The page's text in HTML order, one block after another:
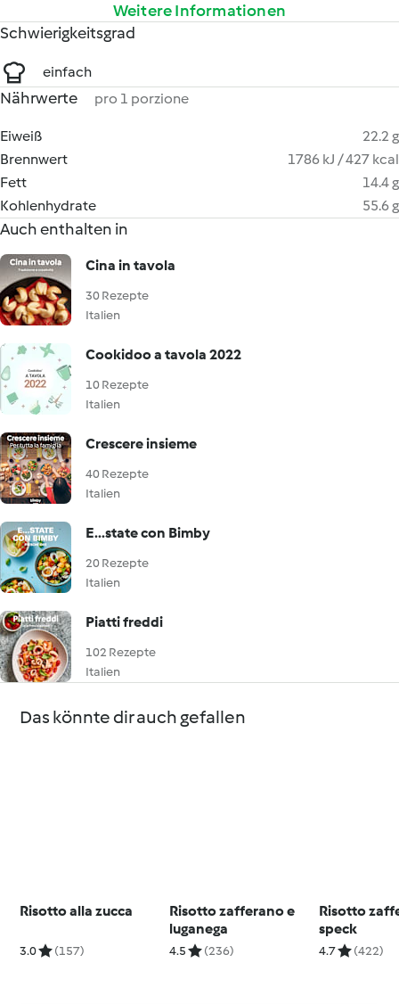
Weitere Informationen
Schwierigkeitsgrad
einfach
Nährwerte pro 1 porzione
Eiweiß
22.2 g
Brennwert
1786 kJ / 427 kcal
Fett
14.4 g
Kohlenhydrate
55.6 g
Auch enthalten in
Cina in tavola
30 Rezepte
Italien
Cookidoo a tavola 2022
10 Rezepte
Italien
Crescere insieme
40 Rezepte
Italien
E...state con Bimby
20 Rezepte
Italien
Piatti freddi
102 Rezepte
Italien
Das könnte dir auch gefallen
Risotto alla zucca
3.0 (157)
Risotto zafferano e
luganega
4.5 (236)
Risotto
speck
4.7 (422)